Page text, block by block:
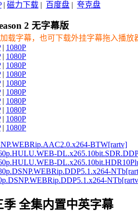
| 磁力下载 | 百度盘 | 夸克盘
2 无字幕版
载字幕，也可下载外挂字幕拖入播放
| 1080P
| 1080P
| 1080P
| 1080P
| 1080P
| 1080P
| 1080P
| 1080P
| 1080P
| 1080P
BTW[rartv]
全集内置中英字幕